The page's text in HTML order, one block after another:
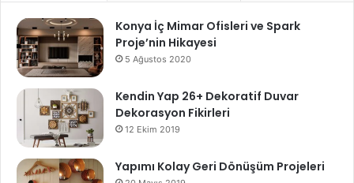
Konya İç Mimar Ofisleri ve Spark
Proje’nin Hikayesi
5 Ağustos 2020
Kendin Yap 26+ Dekoratif Duvar
Dekorasyon Fikirleri
12 Ekim 2019
Yapımı Kolay Geri Dönüşüm Projeleri